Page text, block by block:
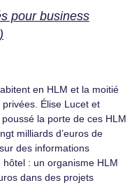
pour business
en HLM et la moitié
Élise Lucet et
la porte de ces HLM
milliards d’euros de
des informations
: un organisme HLM
dans des projets